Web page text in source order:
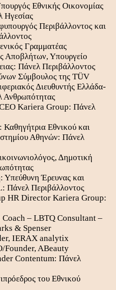
Εθνικής Οικονομίας
Ηγεσίας
Περιβάλλοντος και
Γραμματέας
Αποβλήτων, Υπουργείο
Πάνελ Περιβάλλοντος
Σύμβουλος της TÜV
Διευθυντής Ελλάδα-
Ανθρωπότητας
Kariera Group: Πάνελ
Εθνικού και
Αθηνών: Πάνελ
Δημοτική
Έρευνας και
Πάνελ Περιβάλλοντος
HR Director Kariera Group:
Coach – LBTQ Consultant –
& Spenser
IERAX analytix
Founder, ABeauty
Contentum: Πάνελ
του Εθνικού